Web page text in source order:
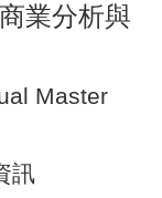
業分析與
Master
訊